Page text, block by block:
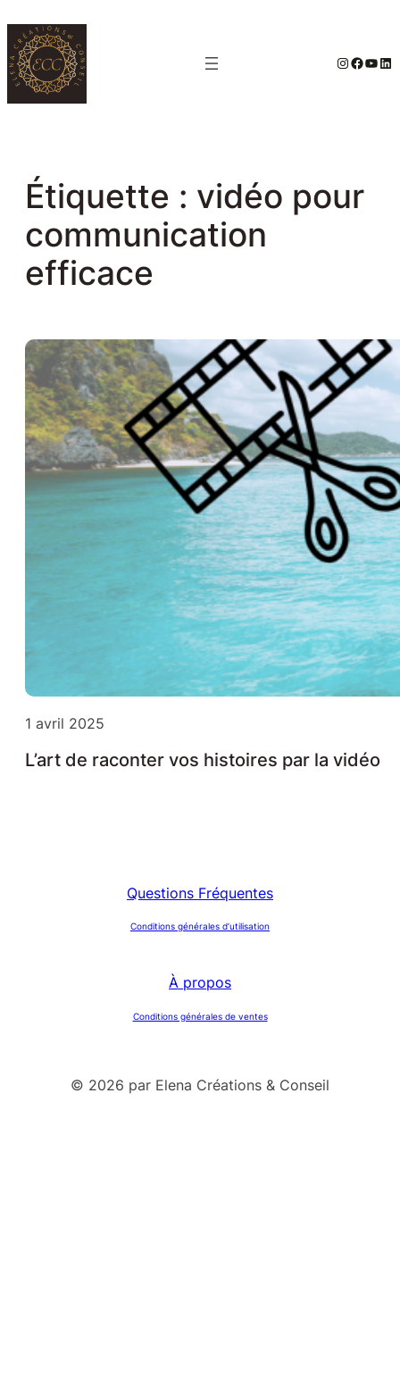
au
contenu
#
Étiquette : vidéo pour
communication
efficace
1 avril 2025
L’art de raconter vos histoires par la vidéo
Questions Fréquentes
Conditions générales d’utilisation
À propos
Conditions générales de ventes
© 2026 par Elena Créations & Conseil